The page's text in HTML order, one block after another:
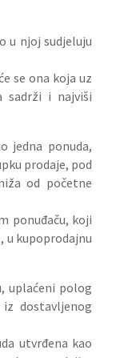
u njoj sudjeluju
se ona koja uz
sadrži i najviši
jedna ponuda,
prodaje, pod
od početne
ponuđaču, koji
u kupoprodajnu
uplaćeni polog
dostavljenog
utvrđena kao